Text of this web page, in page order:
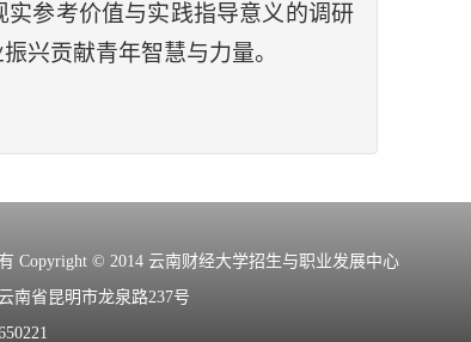
参考价值与实践指导意义的调研
兴贡献青年智慧与力量。
Copyright © 2014 云南财经大学招生与职业发展中心
南省昆明市龙泉路237号